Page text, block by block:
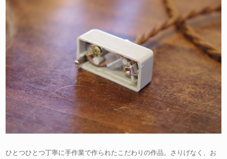
ひとつひとつ丁寧に手作業で作られたこだわりの作品。さりげなく、お